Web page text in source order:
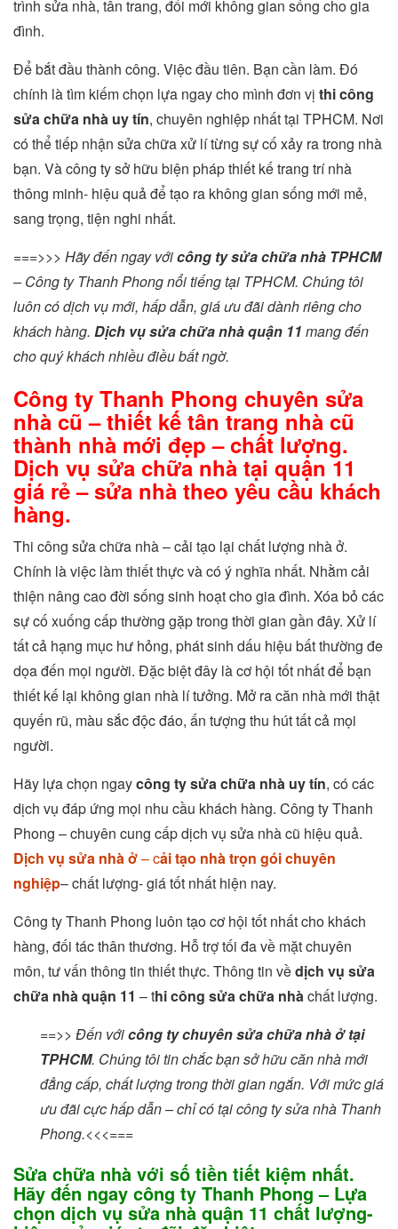
trình sửa nhà, tân trang, đổi mới không gian sống cho gia
đình.
Để bắt đầu thành công. Việc đầu tiên. Bạn cần làm. Đó
chính là tìm kiếm chọn lựa ngay cho mình đơn vị thi công
sửa chữa nhà uy tín, chuyên nghiệp nhất tại TPHCM. Nơi
có thể tiếp nhận sửa chữa xử lí từng sự cố xảy ra trong nhà
bạn. Và công ty sở hữu biện pháp thiết kế trang trí nhà
thông minh- hiệu quả để tạo ra không gian sống mới mẻ,
sang trọng, tiện nghi nhất.
===>>> Hãy đến ngay vớicông ty sửa chữa nhà TPHCM
– Công ty Thanh Phong nổi tiếng tại TPHCM. Chúng tôi
luôn có dịch vụ mới, hấp dẫn, giá ưu đãi dành riêng cho
khách hàng. Dịch vụ sửa chữa nhà quận 11 mang đến
cho quý khách nhiều điều bất ngờ.
Công ty Thanh Phong chuyên sửa
nhà cũ – thiết kế tân trang nhà cũ
thành nhà mới đẹp – chất lượng.
Dịch vụ sửa chữa nhà tại quận 11
giá rẻ – sửa nhà theo yêu cầu khách
hàng.
Thi công sửa chữa nhà – cải tạo lại chất lượng nhà ở.
Chính là việc làm thiết thực và có ý nghĩa nhất. Nhằm cải
thiện nâng cao đời sống sinh hoạt cho gia đình. Xóa bỏ các
sự cố xuống cấp thường gặp trong thời gian gần đây. Xử lí
tất cả hạng mục hư hỏng, phát sinh dấu hiệu bất thường đe
dọa đến mọi người. Đặc biệt đây là cơ hội tốt nhất để bạn
thiết kế lại không gian nhà lí tưởng. Mở ra căn nhà mới thật
quyến rũ, màu sắc độc đáo, ấn tượng thu hút tất cả mọi
người.
Hãy lựa chọn ngaycông ty sửa chữa nhà uy tín, có các
dịch vụ đáp ứng mọi nhu cầu khách hàng. Công ty Thanh
Phong – chuyên cung cấp dịch vụ sửa nhà cũ hiệu quả.
Dịch vụ sửa nhà ở– cải tạo nhà trọn gói chuyên
nghiệp– chất lượng- giá tốt nhất hiện nay.
Công ty Thanh Phong luôn tạo cơ hội tốt nhất cho khách
hàng, đối tác thân thương. Hỗ trợ tối đa về mặt chuyên
môn, tư vấn thông tin thiết thực. Thông tin vềdịch vụ sửa
chữa nhà quận 11 – thi công sửa chữa nhàchất lượng.
==>> Đến vớicông ty chuyên sửa chữa nhà ở tại
TPHCM. Chúng tôi tin chắc bạn sở hữu căn nhà mới
đẳng cấp, chất lượng trong thời gian ngắn. Với mức giá
ưu đãi cực hấp dẫn – chỉ có tại công ty sửa nhà Thanh
Phong.<<<===
Sửa chữa nhà với số tiền tiết kiệm nhất.
Hãy đến ngay công ty Thanh Phong – Lựa
chọn dịch vụ sửa nhà quận 11 chất lượng-